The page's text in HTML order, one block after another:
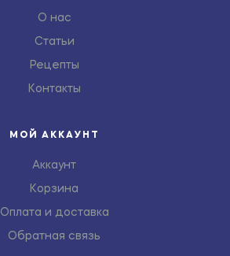
О нас
Статьи
Рецепты
Контакты
МОЙ АККАУНТ
Аккаунт
Корзина
Оплата и доставка
Обратная связь